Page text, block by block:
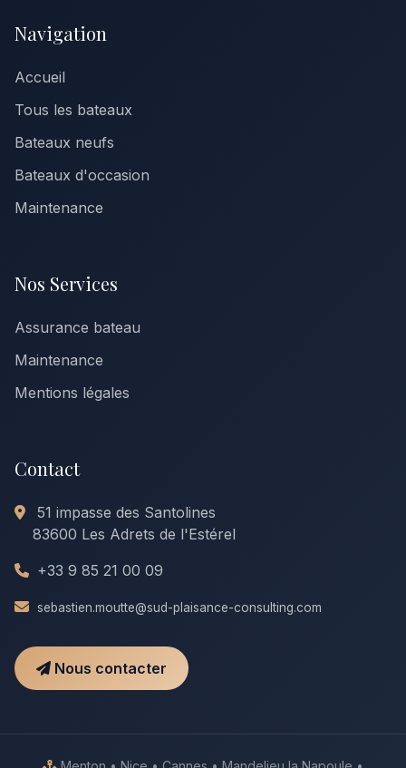
Navigation
Accueil
Tous les bateaux
Bateaux neufs
Bateaux d'occasion
Maintenance
Nos Services
Assurance bateau
Maintenance
Mentions légales
Contact
51 impasse des Santolines
83600 Les Adrets de l'Estérel
+33 9 85 21 00 09
sebastien.moutte@sud-plaisance-consulting.com
Nous contacter